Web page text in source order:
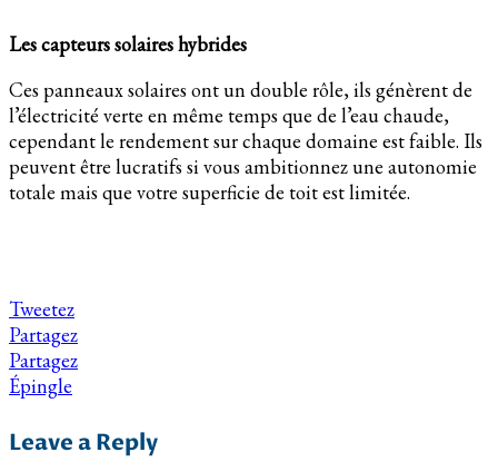
Les capteurs solaires hybrides
Ces panneaux solaires ont un double rôle, ils génèrent de
l’électricité verte en même temps que de l’eau chaude,
cependant le rendement sur chaque domaine est faible. Ils
peuvent être lucratifs si vous ambitionnez une autonomie
totale mais que votre superficie de toit est limitée.
Tweetez
Partagez
Partagez
Épingle
Leave a Reply